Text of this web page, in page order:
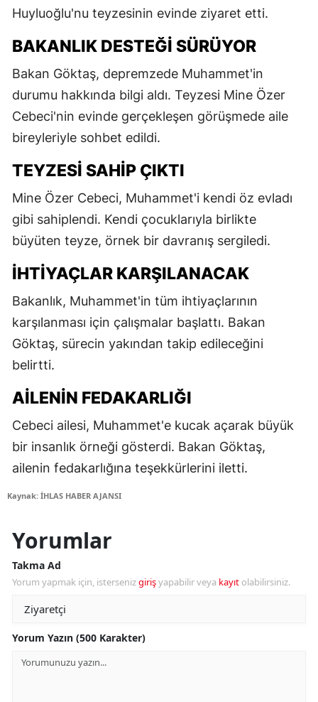
Huyluoğlu'nu teyzesinin evinde ziyaret etti.
BAKANLIK DESTEĞI SÜRÜYOR
Bakan Göktaş, depremzede Muhammet'in
durumu hakkında bilgi aldı. Teyzesi Mine Özer
Cebeci'nin evinde gerçekleşen görüşmede aile
bireyleriyle sohbet edildi.
TEYZESI SAHIP ÇIKTI
Mine Özer Cebeci, Muhammet'i kendi öz evladı
gibi sahiplendi. Kendi çocuklarıyla birlikte
büyüten teyze, örnek bir davranış sergiledi.
İHTIYAÇLAR KARŞILANACAK
Bakanlık, Muhammet'in tüm ihtiyaçlarının
karşılanması için çalışmalar başlattı. Bakan
Göktaş, sürecin yakından takip edileceğini
belirtti.
AILENIN FEDAKARLIĞI
Cebeci ailesi, Muhammet'e kucak açarak büyük
bir insanlık örneği gösterdi. Bakan Göktaş,
ailenin fedakarlığına teşekkürlerini iletti.
Kaynak: İHLAS HABER AJANSI
Yorumlar
Takma Ad
Yorum yapmak için, istersenizgirişyapabilir veya kayıt olabilirsiniz.
Yorum Yazın (500 Karakter)